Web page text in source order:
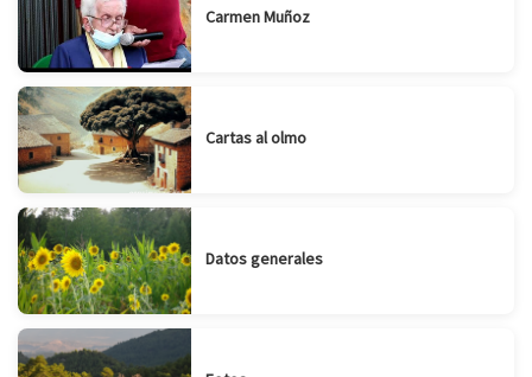
Carmen Muñoz
Cartas al olmo
Datos generales